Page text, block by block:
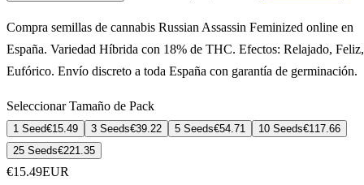
Compra semillas de cannabis Russian Assassin Feminized online en
España. Variedad Híbrida con 18% de THC. Efectos: Relajado, Feliz,
Eufórico. Envío discreto a toda España con garantía de germinación.
Seleccionar Tamaño de Pack
1 Seed€15.49 3 Seeds€39.22 5 Seeds€54.71 10 Seeds€117.66
25 Seeds€221.35
€15.49EUR